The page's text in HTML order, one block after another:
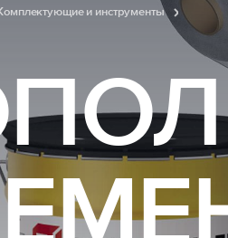
и инструменты